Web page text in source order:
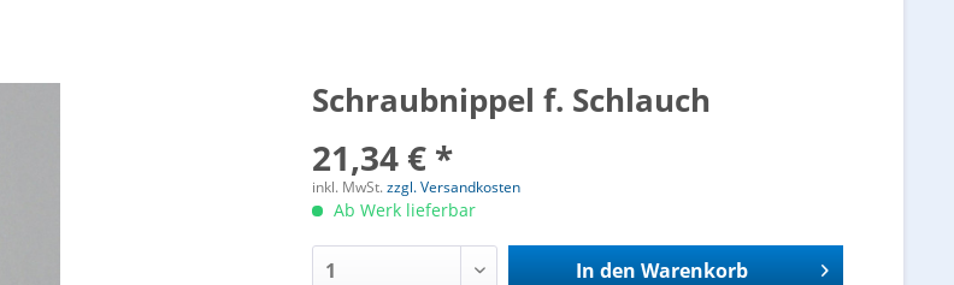
Schraubnippel f. Schlauch
21,34 € *
inkl. MwSt.zzgl. Versandkosten
Ab Werk lieferbar
In den Warenkorb